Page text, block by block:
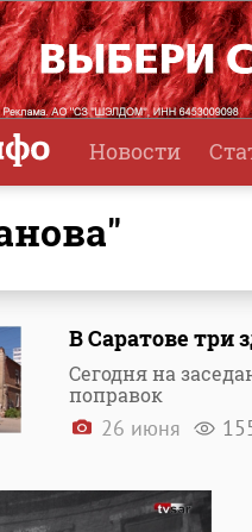
Новости
В Саратове три
Сегодня на
поправок
26 июня